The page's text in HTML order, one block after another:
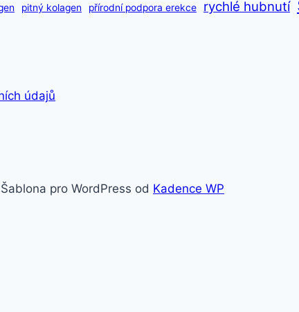
pitný kolagen přírodní podpora erekce rychlé hubnutí
údajů
pro WordPress od Kadence WP